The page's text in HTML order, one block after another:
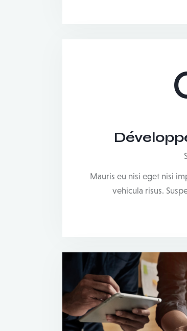
Mauris eu nisi eget nisi
vehicula risus.